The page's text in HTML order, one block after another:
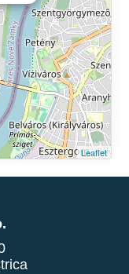
Leaflet